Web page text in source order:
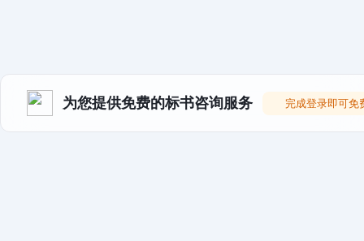
为您提供免费的标书咨询服务 完成登录即可免